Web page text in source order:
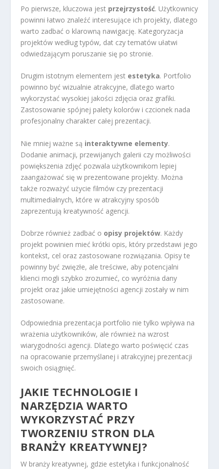
Po pierwsze, kluczowa jest przejrzystość. Użytkownicy
powinni łatwo znaleźć interesujące ich projekty, dlatego
warto zadbać o klarowną nawigację. Kategoryzacja
projektów według typów, dat czy tematów ułatwi
odwiedzającym poruszanie się po stronie.
Drugim istotnym elementem jest estetyka. Portfolio
powinno być wizualnie atrakcyjne, dlatego warto
wykorzystać wysokiej jakości zdjęcia oraz grafiki.
Zastosowanie spójnej palety kolorów i czcionek nada
profesjonalny charakter całej prezentacji.
Nie mniej ważne są interaktywne elementy.
Dodanie animacji, przewijanych galerii czy możliwości
powiększenia zdjęć pozwala użytkownikom lepiej
zaangażować się w prezentowane projekty. Można
także rozważyć użycie filmów czy prezentacji
multimedialnych, które w atrakcyjny sposób
zaprezentują kreatywność agencji.
Dobrze również zadbać o opisy projektów. Każdy
projekt powinien mieć krótki opis, który przedstawi jego
kontekst, cel oraz zastosowane rozwiązania. Opisy te
powinny być zwięzłe, ale treściwe, aby potencjalni
klienci mogli szybko zrozumieć, co wyróżnia dany
projekt oraz jakie umiejętności agencji zostały w nim
zastosowane.
Odpowiednia prezentacja portfolio nie tylko wpływa na
wrażenia użytkowników, ale również na wzrost
wiarygodności agencji. Dlatego warto poświęcić czas
na opracowanie przemyślanej i atrakcyjnej prezentacji
swoich osiągnięć.
JAKIE TECHNOLOGIE I
NARZĘDZIA WARTO
WYKORZYSTAĆ PRZY
TWORZENIU STRON DLA
BRANŻY KREATYWNEJ?
W branży kreatywnej, gdzie estetyka i funkcjonalność